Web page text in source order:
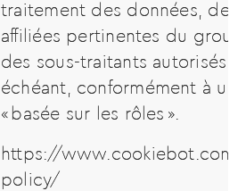
traitement des données, des
affiliées pertinentes du
des sous-traitants autorisés,
échéant, conformément à
« basée sur les rôles ».
https://
policy/